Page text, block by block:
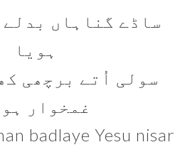
ساڈے گناہاں بدلے
ہویا
سولی اُتے برچھی
غمخوار
badlaye Yesu nisar